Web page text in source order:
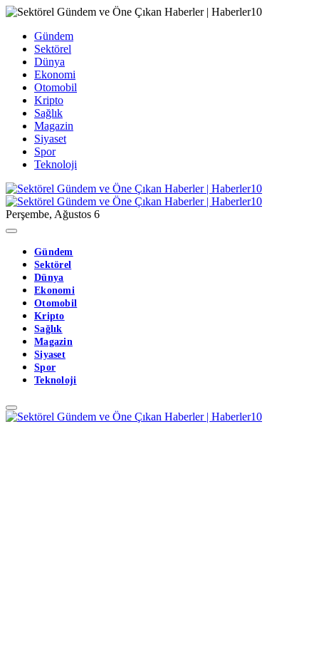
Gündem
Sektörel
Dünya
Ekonomi
Otomobil
Kripto
Sağlık
Magazin
Siyaset
Spor
Teknoloji
Perşembe, Ağustos 6
Gündem
Sektörel
Dünya
Ekonomi
Otomobil
Kripto
Sağlık
Magazin
Siyaset
Spor
Teknoloji